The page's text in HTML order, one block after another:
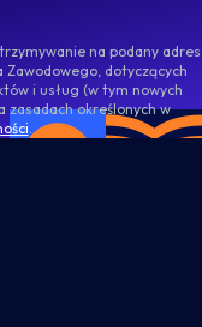
na podany adres
Zawodowego, dotyczących
i usług (w tym nowych
określonych w
.